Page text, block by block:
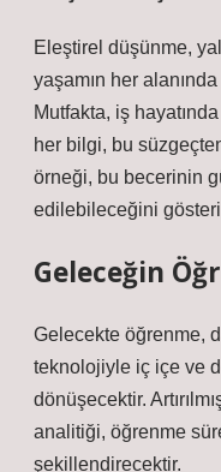
Eleştirel düşünme,
yaşamın her
Mutfakta, iş
her bilgi, bu
örneği, bu becerinin
edilebileceğini
Geleceğin
Gelecekte öğrenme,
teknolojiyle iç içe ve
dönüşecektir.
analitiği, öğrenme
şekillendirecektir.